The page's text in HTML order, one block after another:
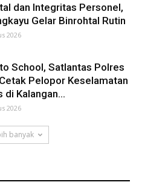
dan Integritas Personel,
Gelar Binrohtal Rutin
2026
School, Satlantas Polres
Pelopor Keselamatan
di Kalangan...
2026
banyak